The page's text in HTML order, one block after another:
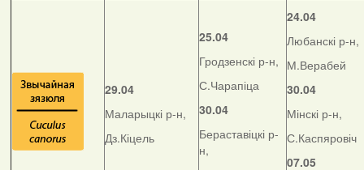
29.04
Маларыцкі р-н,
Дз.Кіцель
25.04
Гродзенскі р-н,
С.Чарапіца
30.04
Бераставіцкі р-
н,
24.04
Любанскі р-н,
М.Верабей
30.04
Мінскі р-н,
С.Каспяровіч
07.05